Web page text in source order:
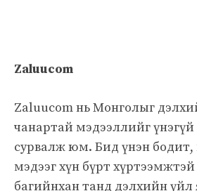
Zaluucom
Zaluucom нь Монголыг
чанартай мэдээллийг үнэгүй
сурвалж юм. Бид үнэн бодит,
мэдээг хүн бүрт
багийнхан танд дэлхийн